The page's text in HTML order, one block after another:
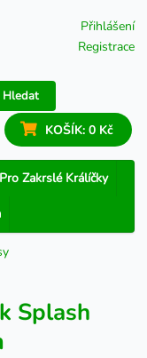
Přihlášení
Registrace
Hledat
KOŠÍK: 0 Kč
Pro Zakrslé Králíčky
Splash